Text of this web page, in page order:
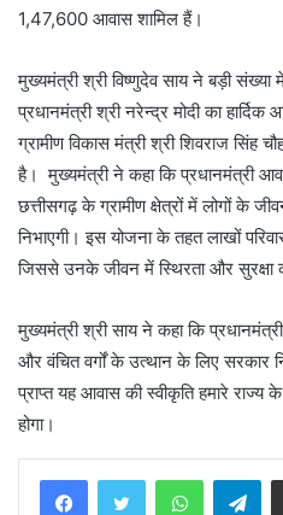
1,47,600 आवास शामिल हैं।
मुख्यमंत्री श्री विष्णुदेव साय ने बड़ी
प्रधानमंत्री श्री नरेन्द्र मोदी का
ग्रामीण विकास मंत्री श्री शिवराज सिंह
है। मुख्यमंत्री ने कहा कि प्रधानमंत्री
छत्तीसगढ़ के ग्रामीण क्षेत्रों में लोगों के
निभाएगी। इस योजना के तहत लाखों
जिससे उनके जीवन में स्थिरता और सुरक्षा
मुख्यमंत्री श्री साय ने कहा कि
और वंचित वर्गों के उत्थान के लिए सरकार
प्राप्त यह आवास की स्वीकृति हमारे राज्य
होगा।
WhatsApp